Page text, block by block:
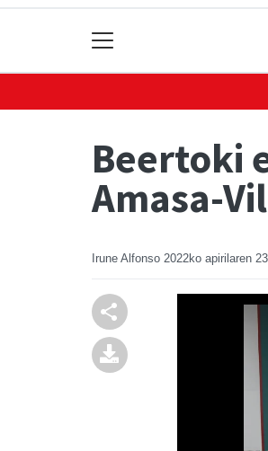
Beertoki
Amasa-
Irune Alfonso 2022ko apirilaren